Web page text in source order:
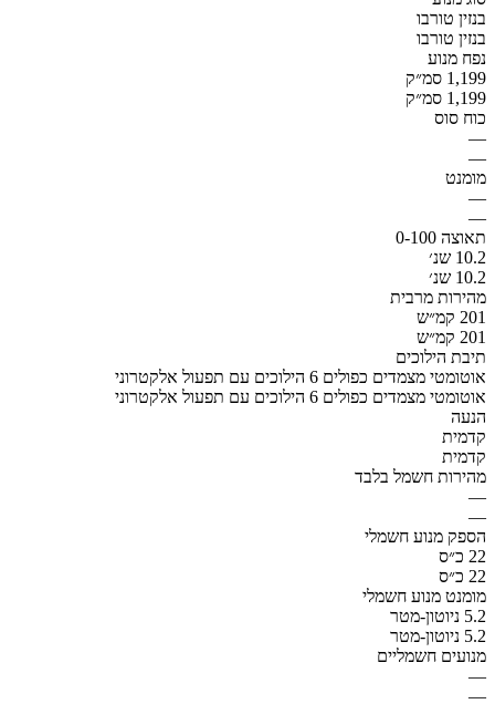
בנזין טורבו
בנזין טורבו
נפח מנוע
1,199 סמ״ק
1,199 סמ״ק
כוח סוס
—
—
מומנט
—
—
תאוצה 0-100
10.2 שנ׳
10.2 שנ׳
מהירות מרבית
201 קמ״ש
201 קמ״ש
תיבת הילוכים
אוטומטי מצמדים כפולים 6 הילוכים עם תפעול אלקטרוני
אוטומטי מצמדים כפולים 6 הילוכים עם תפעול אלקטרוני
הנעה
קדמית
קדמית
מהירות חשמל בלבד
—
—
הספק מנוע חשמלי
22 כ״ס
22 כ״ס
מומנט מנוע חשמלי
5.2 ניוטון-מטר
5.2 ניוטון-מטר
מנועים חשמליים
—
—